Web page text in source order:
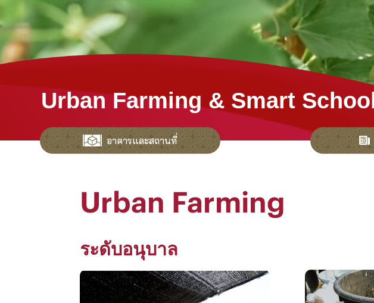
Urban Farming & Smart School
อาคารและสถานที่
Urban Farming
ระดับอนุบาล